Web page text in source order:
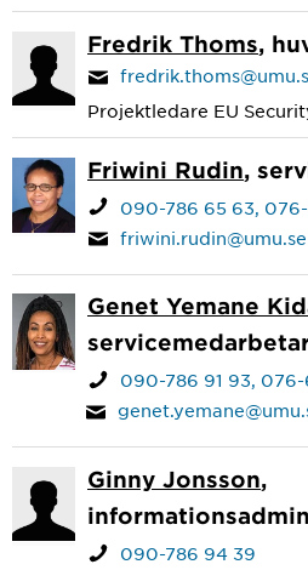
Fredrik Thoms,
Projektledare EU
Friwini Rudin,
090-786 65 63
friwini.rudin@umu.se
Genet Yemane
090-786 91 93 076-
Ginny Jonsson,
090-786 94 39